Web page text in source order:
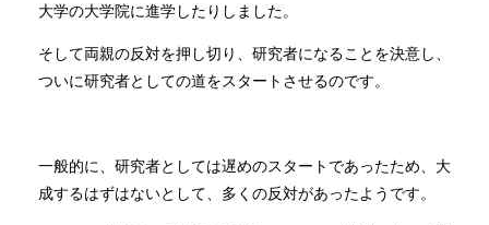
大学の大学院に進学したりしました。
そして両親の反対を押し切り、研究者になることを決意し、
ついに研究者としての道をスタートさせるのです。
一般的に、研究者としては遅めのスタートであったため、大
成するはずはないとして、多くの反対があったようです。